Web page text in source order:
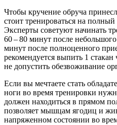
Чтобы кручение обруча
стоит тренироваться на
Эксперты советуют начинать
60 – 80 минут после
минут после полноценного
рекомендуется выпить 1
не допустить обезвоживание
Если вы мечтаете стать
ноги во время тренировки
должен находиться в прямом
позволяет мышцам ягодиц и
напряженном состоянии во